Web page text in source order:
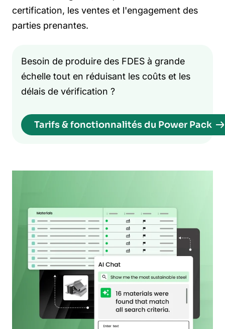
certification, les ventes et l'engagement des
parties prenantes.
Besoin de produire des FDES à grande
échelle tout en réduisant les coûts et les
délais de vérification ?
Tarifs & fonctionnalités du Power Pack